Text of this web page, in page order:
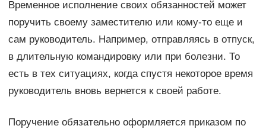
Временное исполнение своих обязанностей может
поручить своему заместителю или кому-то еще и
сам руководитель. Например, отправляясь в отпуск,
в длительную командировку или при болезни. То
есть в тех ситуациях, когда спустя некоторое время
руководитель вновь вернется к своей работе.
Поручение обязательно оформляется приказом по